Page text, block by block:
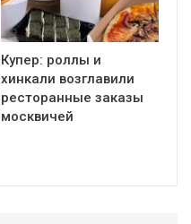
Купер: роллы и
хинкали возглавили
ресторанные заказы
москвичей